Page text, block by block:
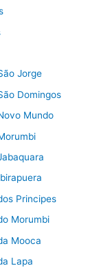
Jorge
Domingos
Mundo
Principes
Morumbi
Mooca
Lapa